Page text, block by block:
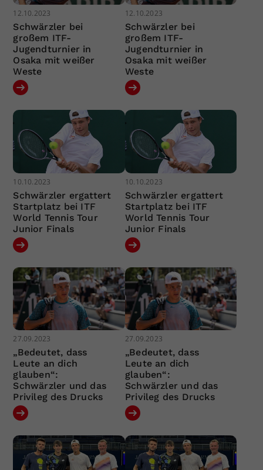
12.10.2023
Schwärzler bei
großem ITF-
Jugendturnier in
Osaka mit weißer
Weste
12.10.2023
Schwärzler bei
großem ITF-
Jugendturnier in
Osaka mit weißer
Weste
10.10.2023
Schwärzler ergattert
Startplatz bei ITF
World Tennis Tour
Junior Finals
10.10.2023
Schwärzler ergattert
Startplatz bei ITF
World Tennis Tour
Junior Finals
27.09.2023
„Bedeutet, dass
Leute an dich
glauben“:
Schwärzler und das
Privileg des Drucks
27.09.2023
„Bedeutet, dass
Leute an dich
glauben“:
Schwärzler und das
Privileg des Drucks